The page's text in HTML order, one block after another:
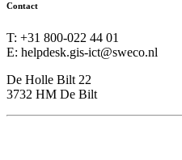
Contact
T: +31 800-022 44 01
E: helpdesk.gis-ict@sweco.nl
De Holle Bilt 22
3732 HM De Bilt